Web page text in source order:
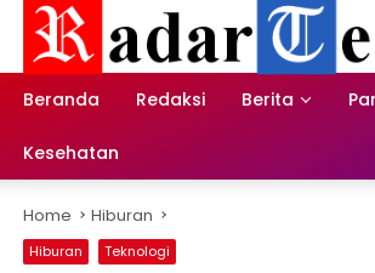
Beranda
Redaksi Berita
Kesehatan
Home Hiburan
Hiburan Teknologi